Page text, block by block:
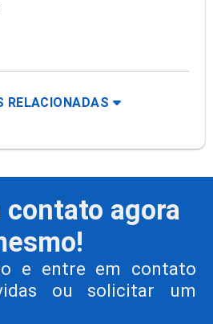
RELACIONADAS
contato agora
e entre em contato
ou solicitar um